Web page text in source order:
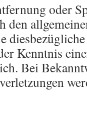
oder
Kenntnis
Bei